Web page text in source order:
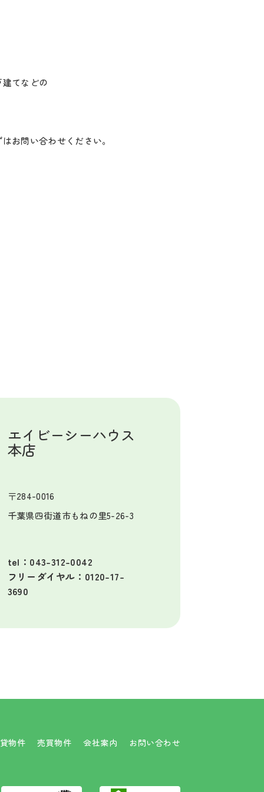
てなどの
お問い合わせください。
エイビーシーハウス
本店
〒284-0016
千葉県四街道市もねの里5-26-3
tel：043-312-0042
フリーダイヤル：0120-17-
3690
物件 売買物件 会社案内 お問い合わせ